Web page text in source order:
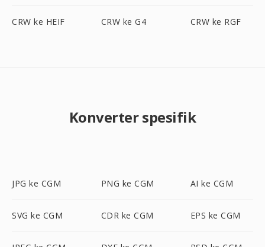
CRW ke HEIF CRW ke G4 CRW ke RGF
Konverter spesifik
JPG ke CGM PNG ke CGM AI ke CGM
SVG ke CGM CDR ke CGM EPS ke CGM